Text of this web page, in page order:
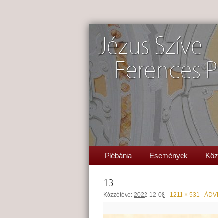
Jézus Szíve
Ferences
Plébánia Események
13
Közzétéve: 2022-12-08 - 1211 × 531 -